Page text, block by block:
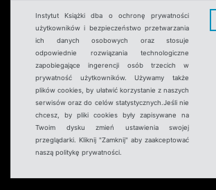
Instytut Książki dba o ochronę prywatności
użytkowników i bezpieczeństwo przetwarzania
ich danych osobowych oraz stosuje
odpowiednie rozwiązania technologiczne
zapobiegające ingerencji osób trzecich w
prywatność użytkowników. Używamy także
plików cookies, by ułatwić korzystanie z naszych
serwisów oraz do celów statystycznych.Jeśli nie
chcesz, by pliki cookies były zapisywane na
Twoim dysku zmień ustawienia swojej
przeglądarki. Kliknij "Zamknij" aby zaakceptować
naszą politykę prywatności.